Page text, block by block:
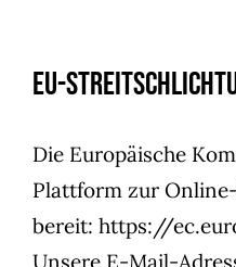
EU-
Die Europäische
Plattform zur
bereit: https://